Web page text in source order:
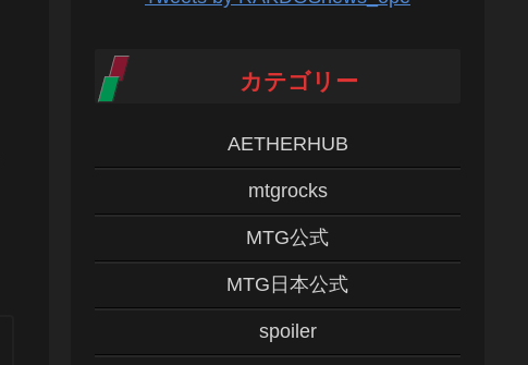
カテゴリー
AETHERHUB
mtgrocks
MTG公式
MTG日本公式
spoiler